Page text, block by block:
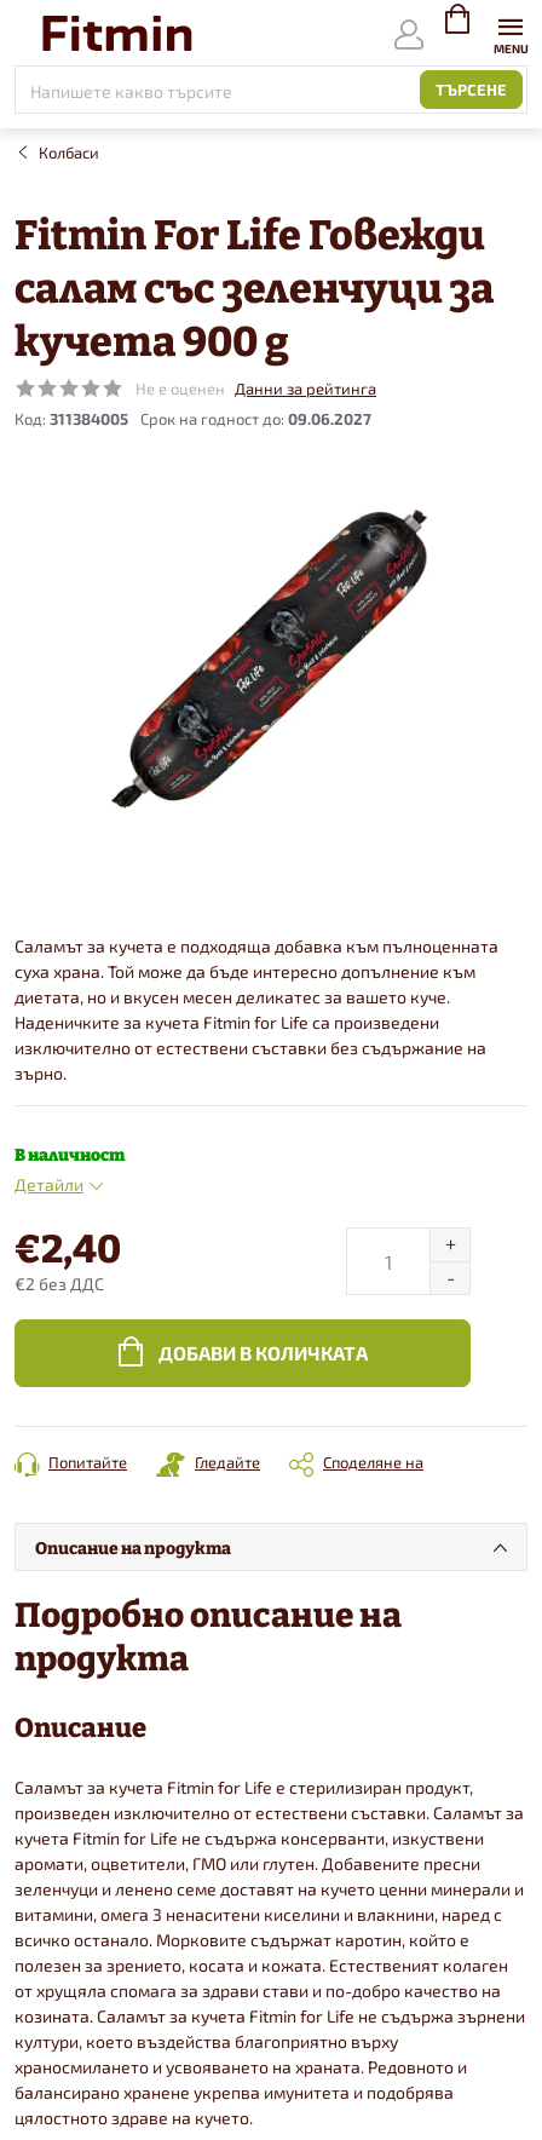
съдържанието
ТЪРСЕНЕ
ВИЖ
Колбаси
Fitmin For Life Говежди
салам със зеленчуци за
кучета 900 g
Не е оценен
Данни за рейтинга
Код: 311384005 09.06.2027
Саламът за кучета е подходяща добавка към пълноценната
суха храна. Той може да бъде интересно допълнение към
диетата, но и вкусен месен деликатес за вашето куче.
Наденичките за кучета Fitmin for Life са произведени
изключително от естествени съставки без съдържание на
зърно.
В наличност
Детайли
€2,40
€2 без ДДС
цена:
ДОБАВИ В КОЛИЧКАТА
Попитайте Гледайте Споделяне на
Описание на продукта
Подробно описание на
продукта
Описание
Саламът за кучета Fitmin for Life е стерилизиран продукт,
произведен изключително от естествени съставки. Саламът за
кучета Fitmin for Life не съдържа консерванти, изкуствени
аромати, оцветители, ГМО или глутен. Добавените пресни
зеленчуци и ленено семе доставят на кучето ценни минерали и
витамини, омега 3 ненаситени киселини и влакнини, наред с
всичко останало. Морковите съдържат каротин, който е
полезен за зрението, косата и кожата. Естественият колаген
от хрущяла спомага за здрави стави и по-добро качество на
козината. Саламът за кучета Fitmin for Life не съдържа зърнени
култури, което въздейства благоприятно върху
храносмилането и усвояването на храната. Редовното и
балансирано хранене укрепва имунитета и подобрява
цялостното здраве на кучето.